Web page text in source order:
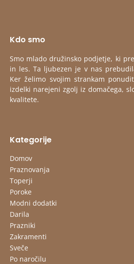
Kdo smo
Smo mlado družinsko podjetje, ki
in les. Ta ljubezen je v nas
Ker želimo svojim strankam
izdelki narejeni zgolj iz domačega,
kvalitete.
Kategorije
Domov
Praznovanja
Toperji
Poroke
Modni dodatki
Darila
Prazniki
Zakramenti
Sveče
Po naročilu